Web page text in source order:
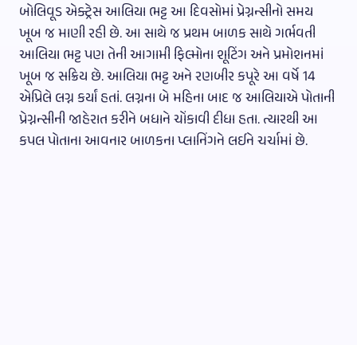
બોલિવૂડ એક્ટ્રેસ આલિયા ભટ્ટ આ દિવસોમાં પ્રેગ્નન્સીનો સમય
ખૂબ જ માણી રહી છે. આ સાથે જ પ્રથમ બાળક સાથે ગર્ભવતી
આલિયા ભટ્ટ પણ તેની આગામી ફિલ્મોના શૂટિંગ અને પ્રમોશનમાં
ખૂબ જ સક્રિય છે. આલિયા ભટ્ટ અને રણબીર કપૂરે આ વર્ષે 14
એપ્રિલે લગ્ન કર્યાં હતાં. લગ્નના બે મહિના બાદ જ આલિયાએ પોતાની
પ્રેગ્નન્સીની જાહેરાત કરીને બધાને ચોંકાવી દીધા હતા. ત્યારથી આ
કપલ પોતાના આવનાર બાળકના પ્લાનિંગને લઈને ચર્ચામાં છે.